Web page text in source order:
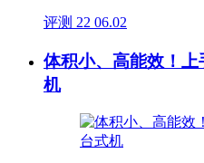
评测 22 06.02
体积小、高能效！
机